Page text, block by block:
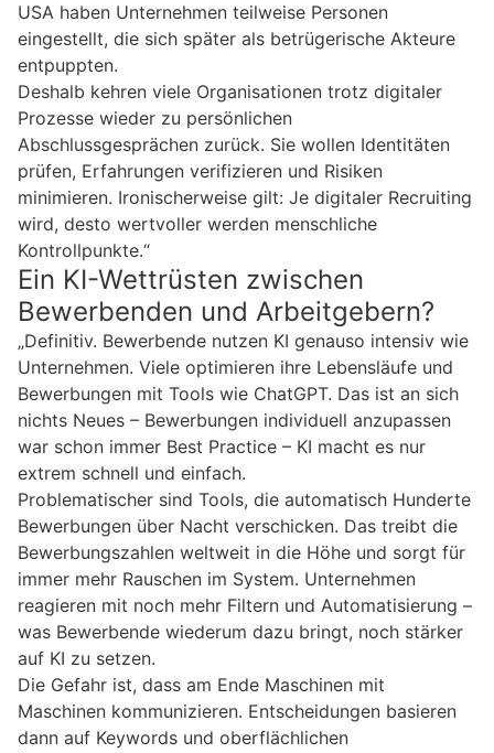
USA haben Unternehmen teilweise Personen
eingestellt, die sich später als betrügerische Akteure
entpuppten.
Deshalb kehren viele Organisationen trotz digitaler
Prozesse wieder zu persönlichen
Abschlussgesprächen zurück. Sie wollen Identitäten
prüfen, Erfahrungen verifizieren und Risiken
minimieren. Ironischerweise gilt: Je digitaler Recruiting
wird, desto wertvoller werden menschliche
Kontrollpunkte.“
Ein KI-Wettrüsten zwischen
Bewerbenden und Arbeitgebern?
„Definitiv. Bewerbende nutzen KI genauso intensiv wie
Unternehmen. Viele optimieren ihre Lebensläufe und
Bewerbungen mit Tools wie ChatGPT. Das ist an sich
nichts Neues – Bewerbungen individuell anzupassen
war schon immer Best Practice – KI macht es nur
extrem schnell und einfach.
Problematischer sind Tools, die automatisch Hunderte
Bewerbungen über Nacht verschicken. Das treibt die
Bewerbungszahlen weltweit in die Höhe und sorgt für
immer mehr Rauschen im System. Unternehmen
reagieren mit noch mehr Filtern und Automatisierung –
was Bewerbende wiederum dazu bringt, noch stärker
auf KI zu setzen.
Die Gefahr ist, dass am Ende Maschinen mit
Maschinen kommunizieren. Entscheidungen basieren
dann auf Keywords und oberflächlichen